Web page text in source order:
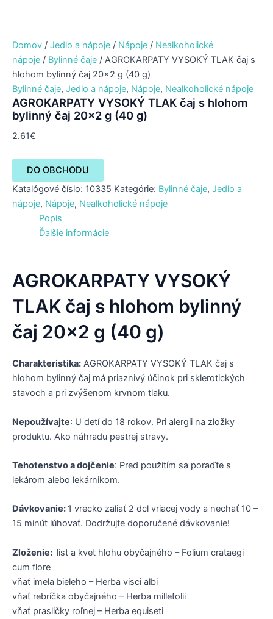
Domov / Jedlo a nápoje / Nápoje / Nealkoholické
nápoje / Bylinné čaje / AGROKARPATY VYSOKÝ TLAK čaj s
hlohom bylinný čaj 20×2 g (40 g)
Bylinné čaje, Jedlo a nápoje, Nápoje, Nealkoholické nápoje
AGROKARPATY VYSOKÝ TLAK čaj s hlohom
bylinný čaj 20×2 g (40 g)
2.61€
DO OBCHODU
Katalógové číslo: 10335 Kategórie: Bylinné čaje, Jedlo a
nápoje, Nápoje, Nealkoholické nápoje
Popis
Ďalšie informácie
AGROKARPATY VYSOKÝ
TLAK čaj s hlohom bylinný
čaj 20×2 g (40 g)
Charakteristika: AGROKARPATY VYSOKÝ TLAK čaj s
hlohom bylinný čaj má priaznivý účinok pri sklerotických
stavoch a pri zvýšenom krvnom tlaku.
Nepoužívajte: U detí do 18 rokov. Pri alergii na zložky
produktu. Ako náhradu pestrej stravy.
Tehotenstvo a dojčenie: Pred použitím sa poraďte s
lekárom alebo lekárnikom.
Dávkovanie: 1 vrecko zaliať 2 dcl vriacej vody a nechať 10 –
15 minút lúhovať. Dodržujte doporučené dávkovanie!
Zloženie: list a kvet hlohu obyčajného – Folium crataegi
cum flore
vňať imela bieleho – Herba visci albi
vňať rebríčka obyčajného – Herba millefolii
vňať prasličky roľnej – Herba equiseti